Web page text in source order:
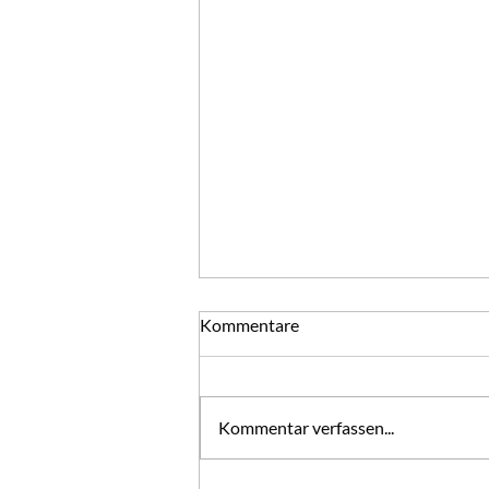
Jahre
Kalenderjahre vergehen.
Jahr wird kein Jahr ohne Angst,
Schuld und Not sein. Aber, daß es
Kommentare
Kommentar verfassen...